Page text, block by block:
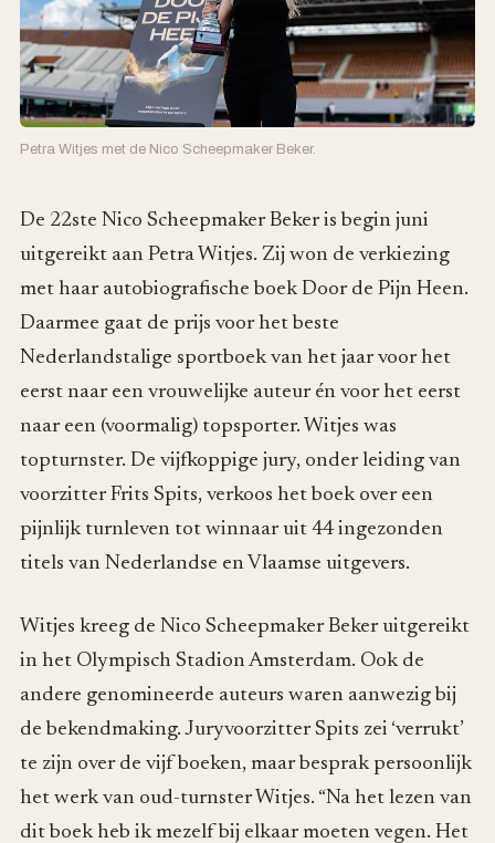
Petra Witjes met de Nico Scheepmaker Beker.
De 22ste Nico Scheepmaker Beker is begin juni
uitgereikt aan Petra Witjes. Zij won de verkiezing
met haar autobiografische boek Door de Pijn Heen.
Daarmee gaat de prijs voor het beste
Nederlandstalige sportboek van het jaar voor het
eerst naar een vrouwelijke auteur én voor het eerst
naar een (voormalig) topsporter. Witjes was
topturnster. De vijfkoppige jury, onder leiding van
voorzitter Frits Spits, verkoos het boek over een
pijnlijk turnleven tot winnaar uit 44 ingezonden
titels van Nederlandse en Vlaamse uitgevers.
Witjes kreeg de Nico Scheepmaker Beker uitgereikt
in het Olympisch Stadion Amsterdam. Ook de
andere genomineerde auteurs waren aanwezig bij
de bekendmaking. Juryvoorzitter Spits zei ‘verrukt’
te zijn over de vijf boeken, maar besprak persoonlijk
het werk van oud-turnster Witjes. “Na het lezen van
dit boek heb ik mezelf bij elkaar moeten vegen. Het